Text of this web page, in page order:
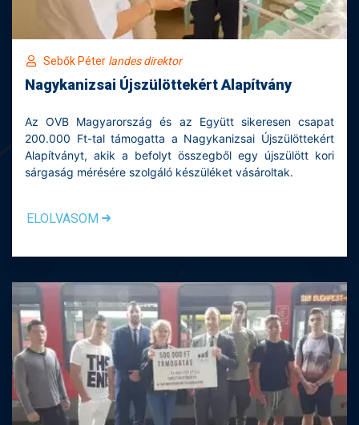
Sebők Péter landes direktor
Nagykanizsai Újszülöttekért Alapítvány
Az OVB Magyarország és az Együtt sikeresen csapat
200.000 Ft-tal támogatta a Nagykanizsai Újszülöttekért
Alapítványt, akik a befolyt összegből egy újszülött kori
sárgaság mérésére szolgáló készüléket vásároltak.
ELOLVASOM